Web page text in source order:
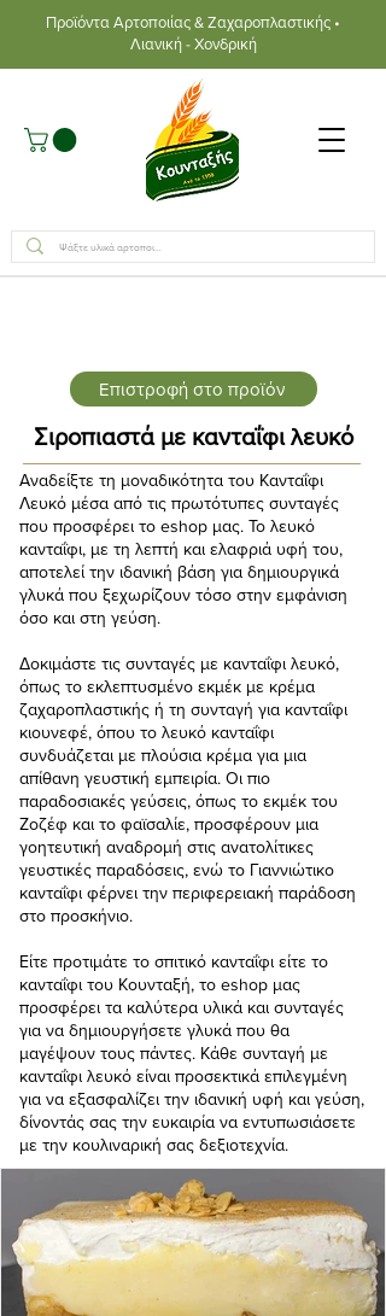
Προϊόντα Αρτοποιίας & Ζαχαροπλαστικής •
Λιανική - Χονδρική
Επιστροφή στο προϊόν
Σιροπιαστά με κανταΐφι λευκό
Αναδείξτε τη μοναδικότητα του Κανταΐφι
Λευκό μέσα από τις πρωτότυπες συνταγές
που προσφέρει το eshop μας. Το λευκό
κανταΐφι, με τη λεπτή και ελαφριά υφή του,
αποτελεί την ιδανική βάση για δημιουργικά
γλυκά που ξεχωρίζουν τόσο στην εμφάνιση
όσο και στη γεύση.
Δοκιμάστε τις συνταγές με κανταΐφι λευκό,
όπως το εκλεπτυσμένο εκμέκ με κρέμα
ζαχαροπλαστικής ή τη συνταγή για κανταΐφι
κιουνεφέ, όπου το λευκό κανταΐφι
συνδυάζεται με πλούσια κρέμα για μια
απίθανη γευστική εμπειρία. Οι πιο
παραδοσιακές γεύσεις, όπως το εκμέκ του
Ζοζέφ και το φαϊσαλίε, προσφέρουν μια
γοητευτική αναδρομή στις ανατολίτικες
γευστικές παραδόσεις, ενώ το Γιαννιώτικο
κανταΐφι φέρνει την περιφερειακή παράδοση
στο προσκήνιο.
Είτε προτιμάτε το σπιτικό κανταΐφι είτε το
κανταΐφι του Κουνταξή, το eshop μας
προσφέρει τα καλύτερα υλικά και συνταγές
για να δημιουργήσετε γλυκά που θα
μαγέψουν τους πάντες. Κάθε συνταγή με
κανταΐφι λευκό είναι προσεκτικά επιλεγμένη
για να εξασφαλίζει την ιδανική υφή και γεύση,
δίνοντάς σας την ευκαιρία να εντυπωσιάσετε
με την κουλιναρική σας δεξιοτεχνία.